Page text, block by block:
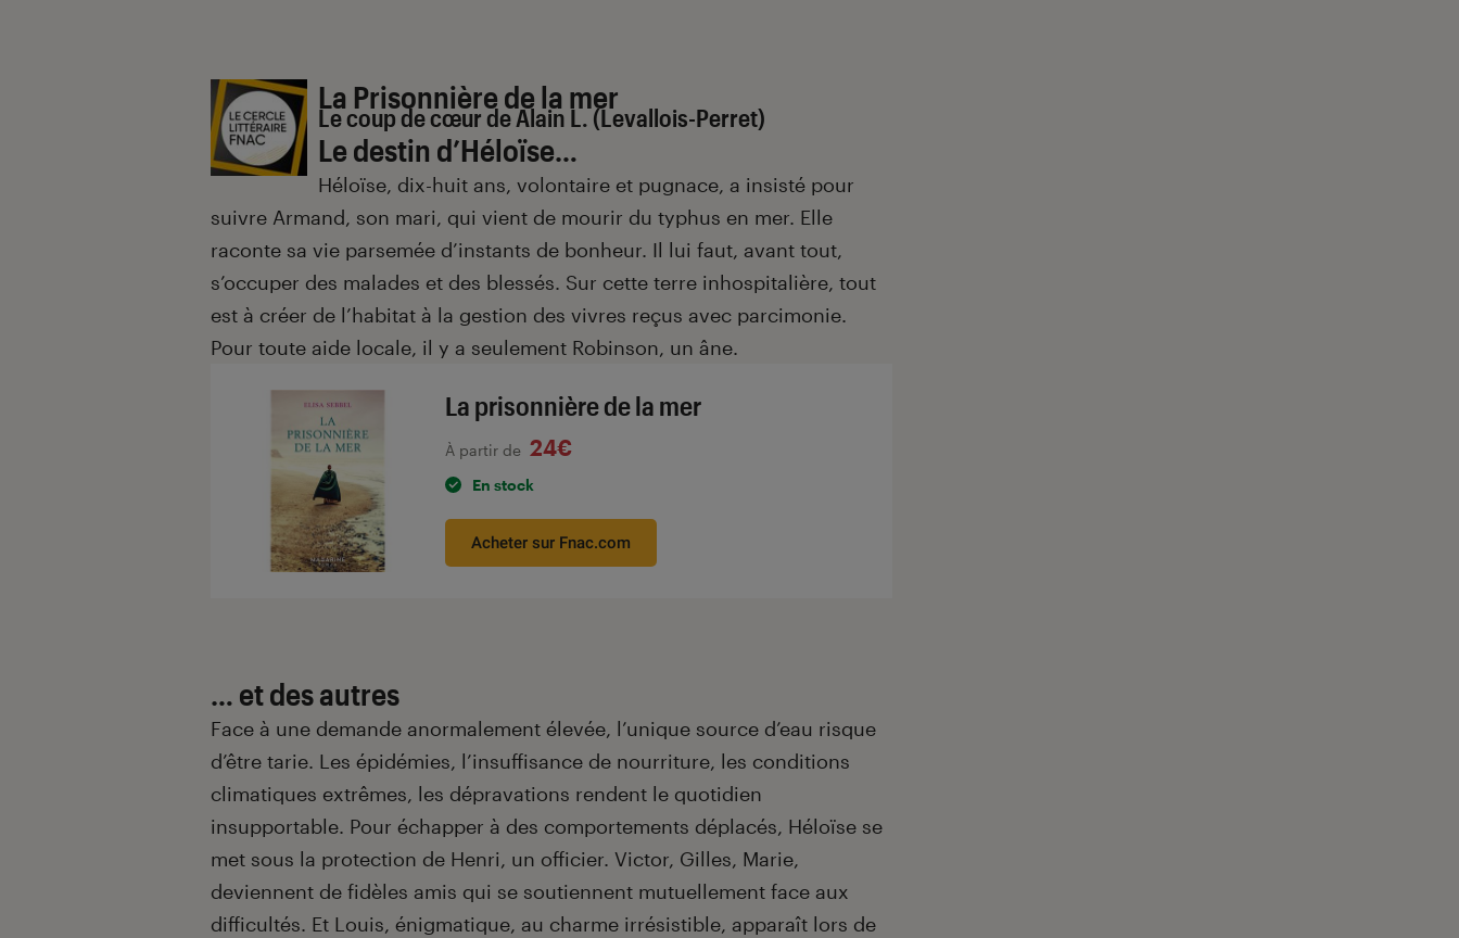
IntroductionLa Prisonnière de la mer
Le coup de cœur de Alain L. (Levallois-Perret)
Le destin d’Héloïse…
Héloïse, dix-huit ans, volontaire et pugnace, a insisté pour
suivre Armand, son mari, qui vient de mourir du typhus en mer. Elle
raconte sa vie parsemée d’instants de bonheur. Il lui faut, avant tout,
s’occuper des malades et des blessés. Sur cette terre inhospitalière, tout
est à créer de l’habitat à la gestion des vivres reçus avec parcimonie.
Pour toute aide locale, il y a seulement Robinson, un âne.
La prisonnière de la mer
À partir de 24€
En stock
Acheter sur Fnac.com
… et des autres
Face à une demande anormalement élevée, l’unique source d’eau risque
d’être tarie. Les épidémies, l’insuffisance de nourriture, les conditions
climatiques extrêmes, les dépravations rendent le quotidien
insupportable. Pour échapper à des comportements déplacés, Héloïse se
met sous la protection de Henri, un officier. Victor, Gilles, Marie,
deviennent de fidèles amis qui se soutiennent mutuellement face aux
difficultés. Et Louis, énigmatique, au charme irrésistible, apparaît lors de